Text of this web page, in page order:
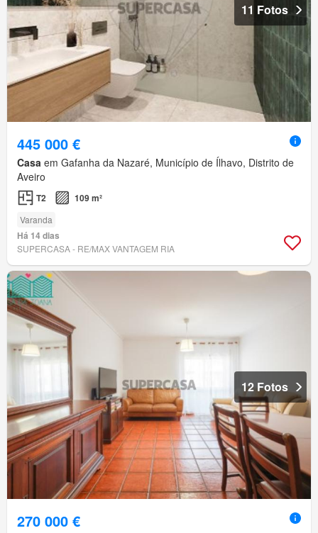
11 Fotos
445 000 €
Casa em Gafanha da Nazaré, Município de Ílhavo, Distrito de
Aveiro
T2 109 m²
Varanda
Há 14 dias
SUPERCASA - RE/MAX VANTAGEM RIA
12 Fotos
270 000 €